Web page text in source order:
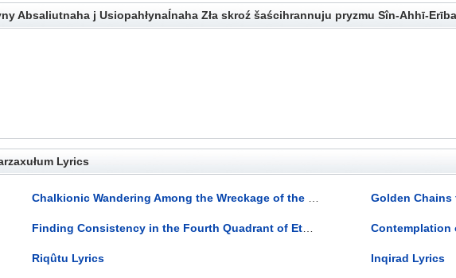
Absaliutnaha j Usiopahłynaĺnaha Zła skroź šaścihrannuju pryzmu Sîn-Ahhī-
Lyrics
Riqûtu Lyrics Inqirad Lyrics